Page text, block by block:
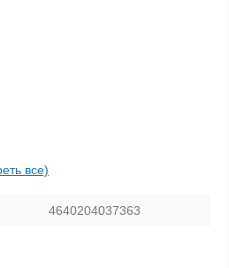
все)
4640204037363